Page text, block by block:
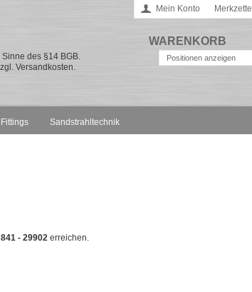
des §14 BGB.
Versandkosten.
Mein Konto Merkzettel
WARENKORB
Positionen anzeigen
Fittings Sandstrahltechnik
- 29902 erreichen.